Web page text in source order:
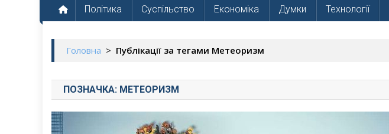
Політика
Суспільство Економіка Думки Технології
Головна > Публікації за тегами Метеоризм
ПОЗНАЧКА: МЕТЕОРИЗМ